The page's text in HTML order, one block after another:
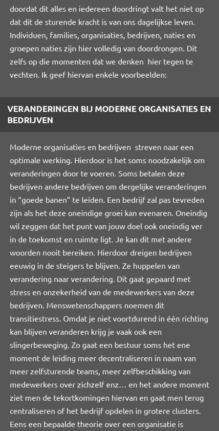
doordat dit alles en iedereen doordringt valt het niet op
dat dit de sturende kracht is van ons dagelijkse leven.
Individuen, families, organisaties, bedrijven, naties en
groepen naties zijn hier volledig van doordrongen. Dit
zelfs op die momenten dat we denken hier tegen te
vechten. Ik geef hiervan enkele voorbeelden:
VERANDERINGEN BIJ MODERNE ORGANISATIES EN
BEDRIJVEN
Moderne organisaties en bedrijven streven naar een
optimale werking. Hierdoor is het soms noodzakelijk om
veranderingen door te voeren. Soms betalen deze
bedrijven andere bedrijven om dergelijke veranderingen
in “goede banen” te leiden. Een bedrijf zal pas tevreden
zijn als het deze oneindige groei kan evenaren. Oneindig
wil zeggen dat het punt van jouw doel ook oneindig ver
in de toekomst en ruimte ligt. Je kan dit met andere
woorden nooit bereiken. Hierdoor dreigen bedrijven
eeuwig in de steigers te blijven. Ze huppelen van
verandering naar verandering. Dit gaat gepaard met
stress en onzekerheid van de medewerkers van deze
bedrijven. Menswetenschappers noemen dit
transitiestress. Omdat je niet voortdurend in één richting
kan blijven veranderen krijg je vaak ook een
slingerbeweging. Zo gaat een bestuur soms het ene
moment de leiding meer decentraliseren in naam van
meer zelfsturende teams, meer zelfbeschikking van
medewerkers over zichzelf enz… en het andere moment
ziet men de tekortkomingen hiervan en gaat men terug
centraliseren of het bedrijf opdelen in grotere clusters.
Eens een bepaalde theorie over een organisatie is